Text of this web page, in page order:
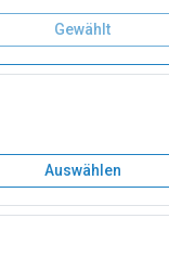
Gewählt
Auswählen